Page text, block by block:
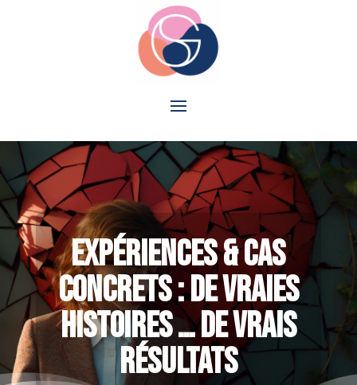
EXPÉRIENCES & CAS
CONCRETS : DE VRAIES
HISTOIRES … DE VRAIS
RÉSULTATS